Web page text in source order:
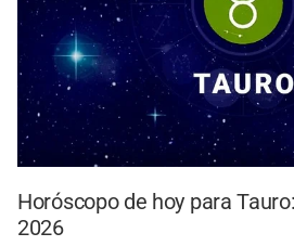
Horóscopo de hoy para
2026